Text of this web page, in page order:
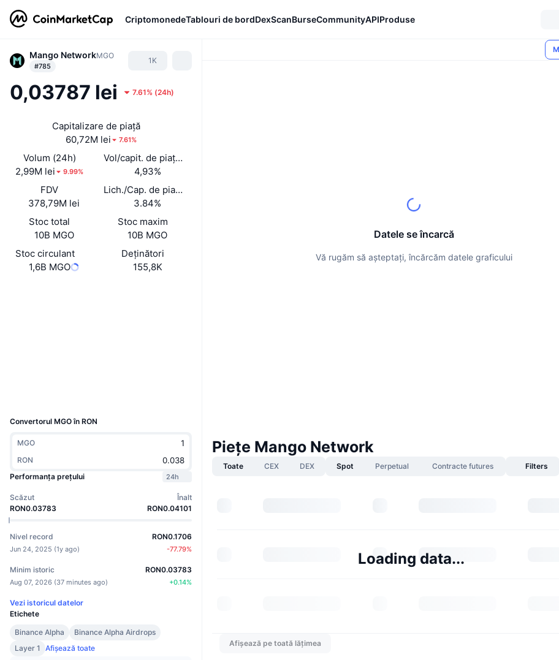
CriptomonedeTablouri de bordDexScanBurseCommunityAPIProduse
Mango NetworkMGO
#785
1K
0,03787 lei 7.61% (24h)
Capitalizare de piață
60,72M lei
7.61%
Volum (24h)
2,99M lei
9.99%
Vol/capit. de piață (24 h)
4,93%
FDV
378,79M lei
Lich./Cap. de piață
3.84%
Stoc total
10B MGO
Stoc maxim
10B MGO
Stoc circulant
1,6B MGO
Deținători
155,8K
Convertorul MGO în RON
MGO
RON
Performanța prețului
24h
Scăzut
RON0.03783
Înalt
RON0.04101
Nivel record
Jun 24, 2025 (1y ago)
RON0.1706
-77.79%
Minim istoric
Aug 07, 2026 (37 minutes ago)
RON0.03783
+0.14%
Vezi istoricul datelor
Etichete
Binance Alpha
Binance Alpha Airdrops
Layer 1
Afișează toate
Datele se încarcă
Vă rugăm să așteptați, încărcăm datele graficului
Piețe Mango Network
Toate CEX DEX Spot Perpetual Contracte futures Filters
Loading data...
Afișează pe toată lățimea